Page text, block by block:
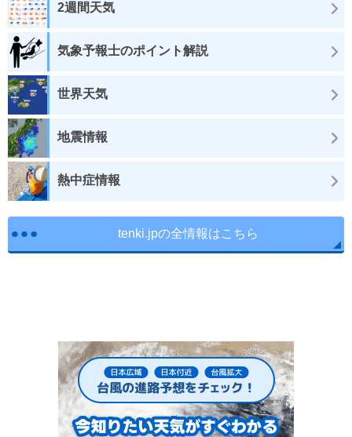
2週間天気
気象予報士のポイント解説
世界天気
地震情報
熱中症情報
tenki.jpの全情報はこちら